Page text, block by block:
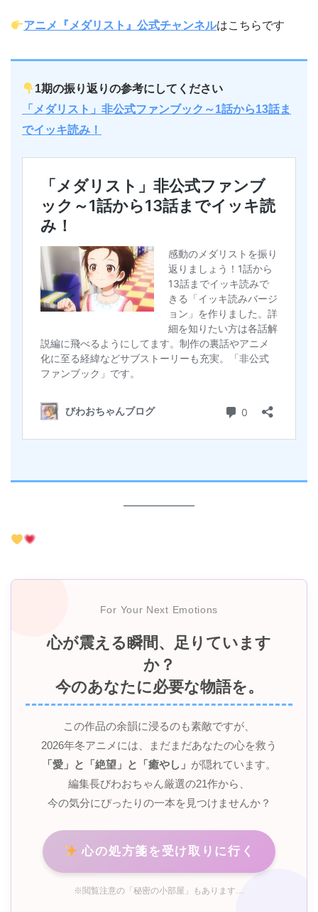
アニメ『メダリスト』公式チャンネルはこちらです
1期の振り返りの参考にしてください
「メダリスト」非公式ファンブック～1話から13話ま
でイッキ読み！
For Your Next Emotions
心が震える瞬間、足りています
か？
今のあなたに必要な物語を。
この作品の余韻に浸るのも素敵ですが、
2026年冬アニメには、まだまだあなたの心を救う
「愛」と「絶望」と「癒やし」 が隠れています。
編集長びわおちゃん厳選の21作から、
今の気分にぴったりの一本を見つけませんか？
心の処方箋を受け取りに行く
※閲覧注意の「秘密の小部屋」もあります…